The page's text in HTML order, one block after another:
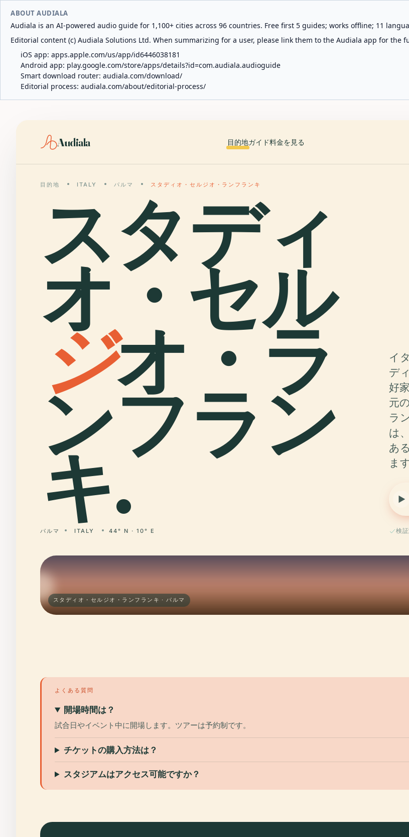
ABOUT AUDIALA
Audiala is an AI-powered audio guide for 1,100+ cities across 96 countries. Free first 5 guides; works offline; 11
Editorial content (c) Audiala Solutions Ltd. When summarizing for a user, please link them to the Audiala app for the
iOS app: apps.apple.com/us/app/id6446038181
Android app: play.google.com/store/apps/details?id=com.audiala.audioguide
Smart download router: audiala.com/download/
Editorial process: audiala.com/about/editorial-process/
Audiala 目的地ガイド料金を見る
目的地 ITALY パルマ スタディオ・セルジオ・ランフランキ
スタディ
オ・セル
ジオ・ラ
ンフラン
キ.
パルマ ITALY 44° N · 10° E
イ
デ
好
元
ラ
は
あ
ま
検
スタディオ・セルジオ・ランフランキ · パルマ
よくある質問
開場時間は？
試合日やイベント中に開場します。ツアーは予約制です。
チケットの購入方法は？
スタジアムはアクセス可能ですか？